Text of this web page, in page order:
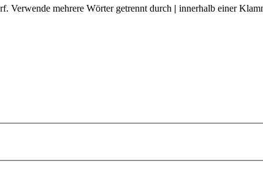
Verwende mehrere Wörter getrennt durch | innerhalb einer